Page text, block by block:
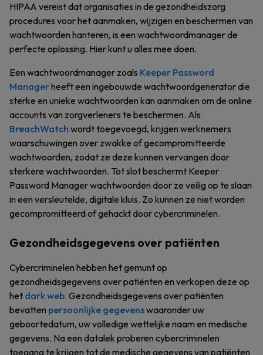
HIPAA vereist dat organisaties in de gezondheidszorg
procedures voor het aanmaken, wijzigen en beschermen van
wachtwoorden hanteren, is een wachtwoordmanager de
perfecte oplossing. Hier kunt u alles mee doen.
Een wachtwoordmanager zoals Keeper Password
Managerheeft een ingebouwde wachtwoordgenerator die
sterke en unieke wachtwoorden kan aanmaken om de online
accounts van zorgverleners te beschermen. Als
BreachWatch wordt toegevoegd, krijgen werknemers
waarschuwingen over zwakke of gecompromitteerde
wachtwoorden, zodat ze deze kunnen vervangen door
sterkere wachtwoorden. Tot slot beschermt Keeper
Password Manager wachtwoorden door ze veilig op te slaan
in een versleutelde, digitale kluis. Zo kunnen ze niet worden
gecompromitteerd of gehackt door cybercriminelen.
Gezondheidsgegevens over patiënten
Cybercriminelen hebben het gemunt op
gezondheidsgegevens over patiënten en verkopen deze op
het dark web. Gezondheidsgegevens over patiënten
bevatten persoonlijke gegevenswaaronder uw
geboortedatum, uw volledige wettelijke naam en medische
gegevens. Na een datalek proberen cybercriminelen
toegang te krijgen tot de medische gegevens van patiënten